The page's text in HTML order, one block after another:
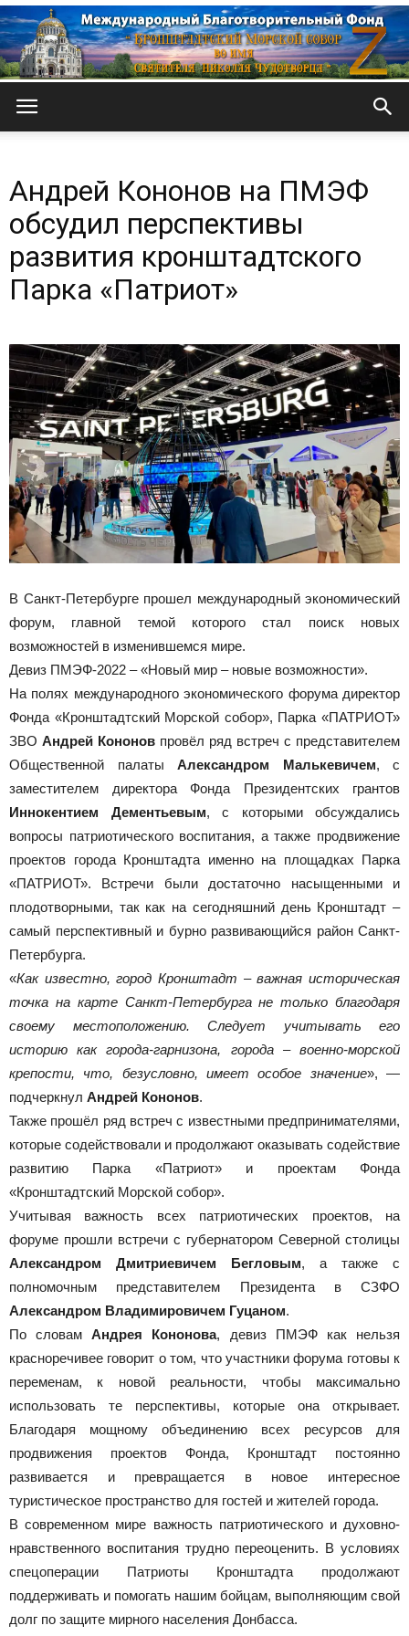
Морской
собор
Андрей Кононов на ПМЭФ
обсудил перспективы
развития кронштадтского
Парка «Патриот»
В Санкт-Петербурге прошел международный экономический
форум, главной темой которого стал поиск новых
возможностей в изменившемся мире.
Девиз ПМЭФ-2022 – «Новый мир – новые возможности».
На полях международного экономического форума директор
Фонда «Кронштадтский Морской собор», Парка «ПАТРИОТ»
ЗВО Андрей Кононов провёл ряд встреч с представителем
Общественной палаты Александром Малькевичем, с
заместителем директора Фонда Президентских грантов
Иннокентием Дементьевым, с которыми обсуждались
вопросы патриотического воспитания, а также продвижение
проектов города Кронштадта именно на площадках Парка
«ПАТРИОТ». Встречи были достаточно насыщенными и
плодотворными, так как на сегодняшний день Кронштадт –
самый перспективный и бурно развивающийся район Санкт-
Петербурга.
«Как известно, город Кронштадт – важная историческая
точка на карте Санкт-Петербурга не только благодаря
своему местоположению. Следует учитывать его
историю как города-гарнизона, города – военно-морской
крепости, что, безусловно, имеет особое значение», —
подчеркнул Андрей Кононов.
Также прошёл ряд встреч с известными предпринимателями,
которые содействовали и продолжают оказывать содействие
развитию Парка «Патриот» и проектам Фонда
«Кронштадтский Морской собор».
Учитывая важность всех патриотических проектов, на
форуме прошли встречи с губернатором Северной столицы
Александром Дмитриевичем Бегловым, а также с
полномочным представителем Президента в СЗФО
Александром Владимировичем Гуцаном.
По словамАндрея Кононова, девиз ПМЭФ как нельзя
красноречивее говорит о том, что участники форума готовы к
переменам, к новой реальности, чтобы максимально
использовать те перспективы, которые она открывает.
Благодаря мощному объединению всех ресурсов для
продвижения проектов Фонда, Кронштадт постоянно
развивается и превращается в новое интересное
туристическое пространство для гостей и жителей города.
В современном мире важность патриотического и духовно-
нравственного воспитания трудно переоценить. В условиях
спецоперации Патриоты Кронштадта продолжают
поддерживать и помогать нашим бойцам, выполняющим свой
долг по защите мирного населения Донбасса.